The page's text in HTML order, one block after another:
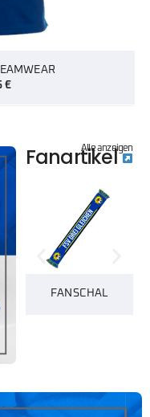
€
Fanartikel
Alle anzeigen
FANSCHAL